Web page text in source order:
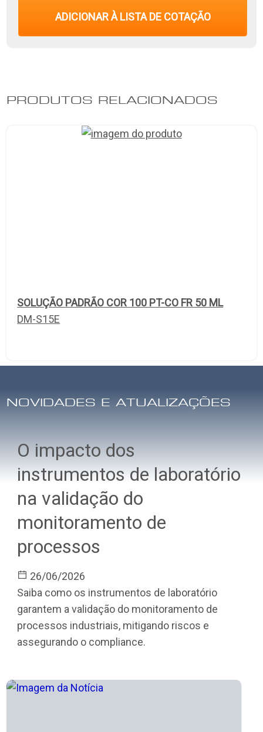
ADICIONAR À LISTA DE COTAÇÃO
PRODUTOS RELACIONADOS
SOLUÇÃO PADRÃO COR 100 PT-CO FR 50 ML
DM-S15E
NOVIDADES E ATUALIZAÇÕES
O impacto dos
instrumentos de laboratório
na validação do
monitoramento de
processos
26/06/2026
Saiba como os instrumentos de laboratório
garantem a validação do monitoramento de
processos industriais, mitigando riscos e
assegurando o compliance.